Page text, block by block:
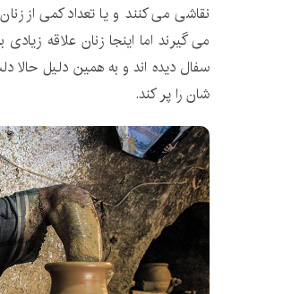
نقاشی می کنند و یا تعداد کمی از
می گیرند اما اینجا زنان علاقه
سفال دیده اند و به همین دلیل حالا
شان را پر کند.